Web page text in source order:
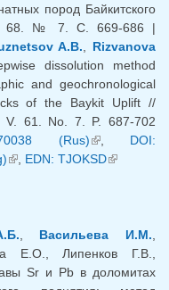
пород Байкитского
68. № 7. С. 669-686 |
A.B.
Rizvanova
dissolution method
and geochronological
of the Baykit Uplift //
V. 61. No. 7. P. 687-702
(Rus)(внешняя
ссылка)
, DOI:
(внешняя ссылка)
EDN: TJOKSD(внешняя
, Васильева И.М.,
Е.О., Липенков Г.В.,
Sr и Pb в доломитах